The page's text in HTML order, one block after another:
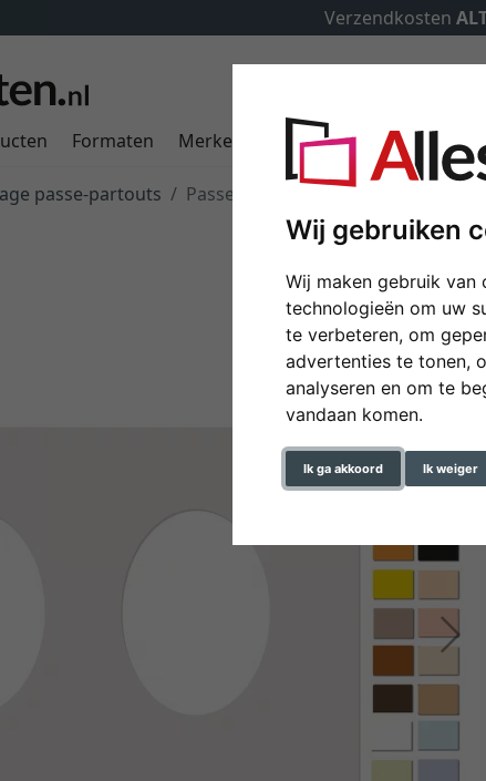
Wij gebruiken
Wij maken gebruik
technologieën om uw
te verbeteren, om
advertenties te tonen,
analyseren en om te
vandaan komen.
Ik ga akkoord Ik weiger
Verzendkosten
Formaten Merken Lijsten op maat
passe-partouts
Passe-partout met meerdere